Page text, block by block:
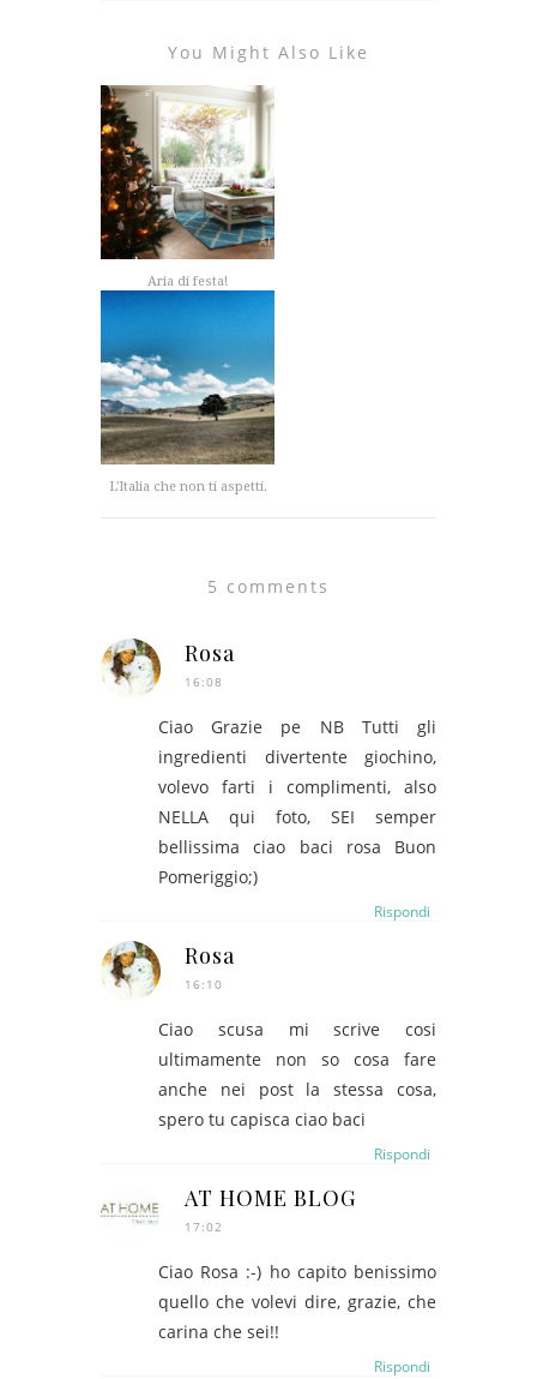
You Might Also Like
Aria di festa!
L'Italia che non ti aspetti.
5 comments
Rosa
16:08
Ciao Grazie pe NB Tutti gli
ingredienti divertente giochino,
volevo farti i complimenti, also
NELLA qui foto, SEI semper
bellissima ciao baci rosa Buon
Pomeriggio;)
Rispondi
Rosa
16:10
Ciao scusa mi scrive cosi
ultimamente non so cosa fare
anche nei post la stessa cosa,
spero tu capisca ciao baci
Rispondi
AT HOME BLOG
17:02
Ciao Rosa :-) ho capito benissimo
quello che volevi dire, grazie, che
carina che sei!!
Rispondi